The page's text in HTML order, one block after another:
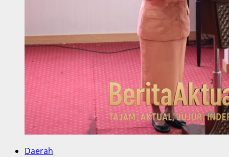
Daerah